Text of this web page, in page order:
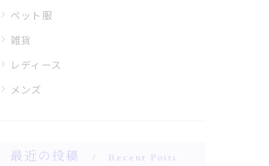
ペット服
雑貨
レディース
メンズ
最近の投稿 Recent Posts